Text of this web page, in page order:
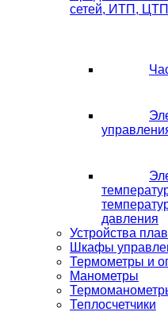
сетей, ИТП,
давления
Устройства
Шкафы
Термометры и
Манометры
Теплосчетчики